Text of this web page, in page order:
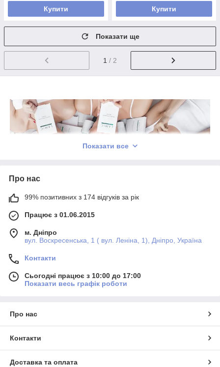
Купити Купити
Показати ще
1 / 2
Показати все
Про нас
99% позитивних з 174 відгуків за рік
Працює з 01.06.2015
м. Дніпро
вул. Воскресенська, 1 ( вул. Леніна, 1), Дніпро, Україна
Контакти
Сьогодні працює з 10:00 до 17:00
Показати весь графік роботи
Про нас
Контакти
Доставка та оплата